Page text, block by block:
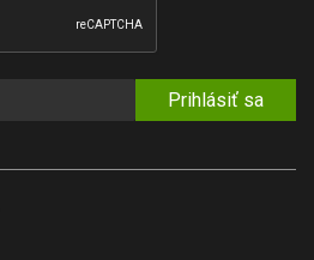
Prihlásiť sa